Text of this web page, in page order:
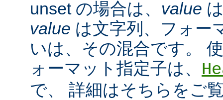
unset の場合は、 value
value は文字列、フォー
いは、その混合です。
ォーマット指定子は、
で、 詳細はそちらをご